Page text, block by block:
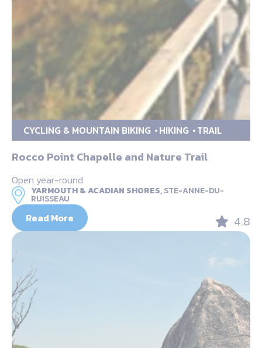
CYCLING & MOUNTAIN BIKING HIKING TRAIL
Rocco Point Chapelle and Nature Trail
Open year-round
YARMOUTH & ACADIAN SHORES,STE-ANNE-DU-
RUISSEAU
Read More 4.8